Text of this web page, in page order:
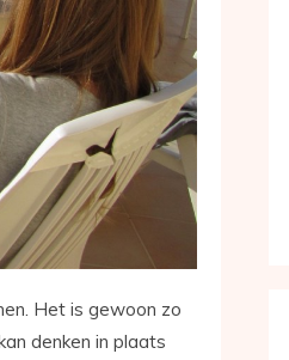
Het is gewoon zo
denken in plaats